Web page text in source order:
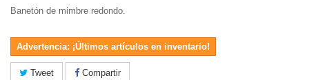
Banetón de mimbre redondo.
Advertencia: ¡Últimos artículos en inventario!
Tweet Compartir